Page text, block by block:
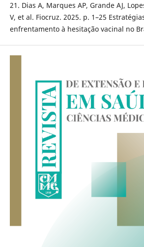
21. Dias A, Marques AP, Grande AJ,
V, et al. Fiocruz. 2025. p. 1–25
enfrentamento à hesitação vacinal no